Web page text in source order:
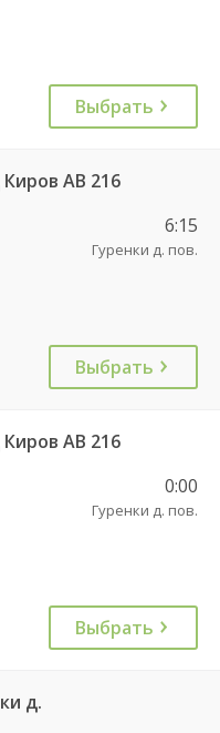
Выбрать
АВ 216
6:15
Гуренки д. пов.
Выбрать
АВ 216
0:00
Гуренки д. пов.
Выбрать
д.